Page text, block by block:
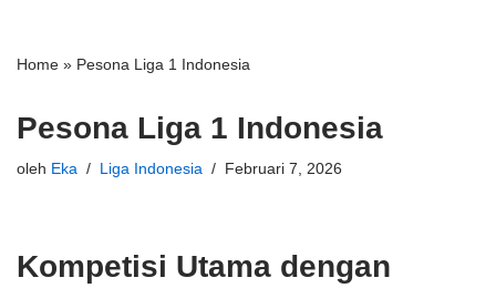
Home » Pesona Liga 1 Indonesia
Pesona Liga 1 Indonesia
oleh Eka Liga Indonesia Februari 7, 2026
Kompetisi Utama dengan